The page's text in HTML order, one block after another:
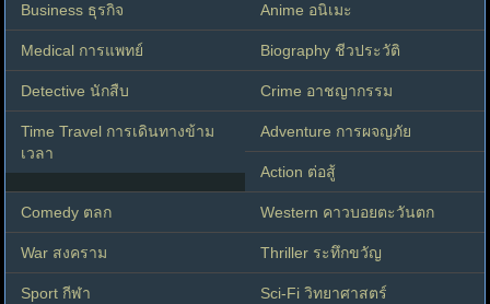
Business ธุรกิจ Anime อนิเมะ
Medical การแพทย์ Biography ชีวประวัติ
Detective นักสืบ Crime อาชญากรรม
Time Travel การเดินทางข้าม
เวลา
Adventure การผจญภัย
Action ต่อสู้
Comedy ตลก Western คาวบอยตะวันตก
War สงคราม Thriller ระทึกขวัญ
Sport กีฬา Sci-Fi วิทยาศาสตร์